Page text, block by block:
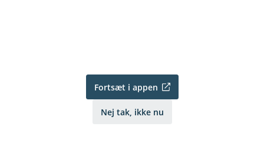
Fortsæt i appen
Nej tak, ikke nu